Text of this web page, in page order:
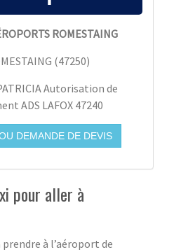
ROMESTAING
(47250)
Autorisation de
ADS LAFOX 47240
DEMANDE DE DEVIS
pour aller à
prendre à l’aéroport de